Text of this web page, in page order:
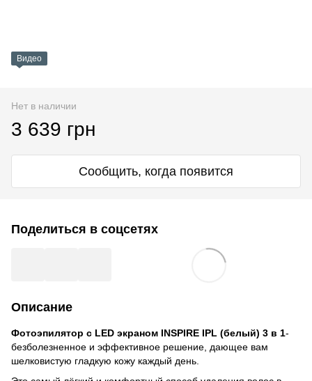
Видео
Нет в наличии
3 639 грн
Сообщить, когда появится
Поделиться в соцсетях
Описание
Фотоэпилятор с LED экраном INSPIRE IPL (белый) 3 в 1-
безболезненное и эффективное решение, дающее вам
шелковистую гладкую кожу каждый день.